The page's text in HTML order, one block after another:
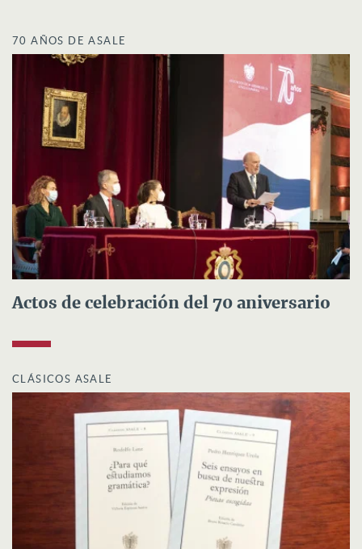
70 AÑOS DE ASALE
Actos de celebración del 70 aniversario
CLÁSICOS ASALE